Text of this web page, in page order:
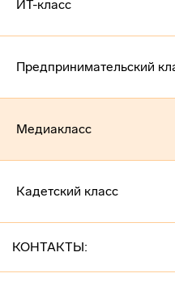
ИТ-класс
Предпринимательский
Медиакласс
Кадетский класс
КОНТАКТЫ: